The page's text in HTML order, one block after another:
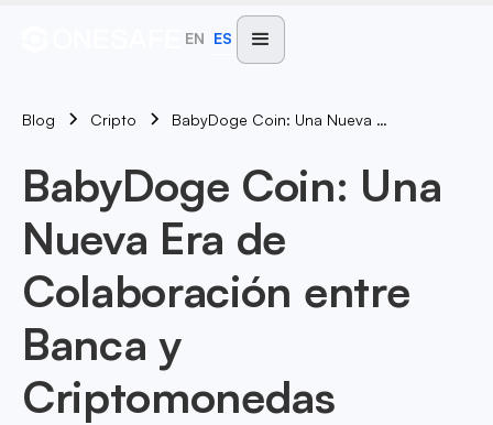
EN ES
Blog Cripto BabyDoge Coin: Una Nueva Era De Colaboración Entre Banca Y Criptomonedas
BabyDoge Coin: Una
Nueva Era de
Colaboración entre
Banca y
Criptomonedas